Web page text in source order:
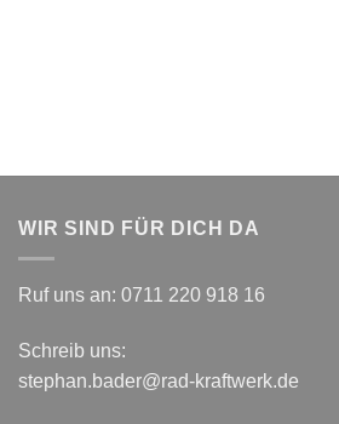
WIR SIND FÜR DICH DA
Ruf uns an: 0711 220 918 16
Schreib uns:
stephan.bader@rad-kraftwerk.de